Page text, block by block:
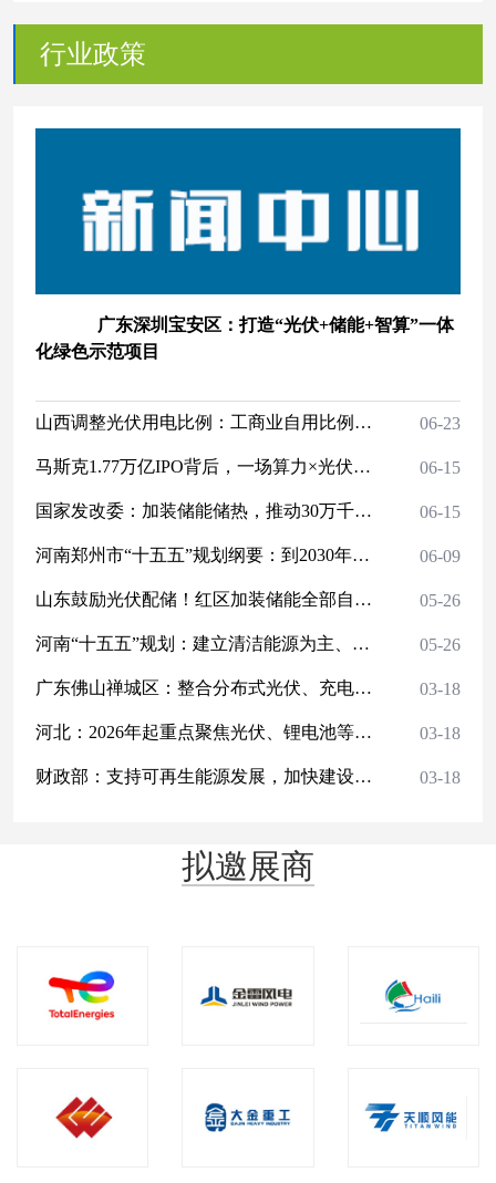
行业政策
广东深圳宝安区：打造“光伏+储能+智算”一体
化绿色示范项目
山西调整光伏用电比例：工商业自用比例≥50%、机关、学校、医院不受限制 06-23
马斯克1.77万亿IPO背后，一场算力×光伏×储能的“能源暗线”，藏不住了！ 06-15
国家发改委：加装储能储热，推动30万千瓦以上现役煤电节能降碳改造！ 06-15
河南郑州市“十五五”规划纲要：到2030年建成100个源网荷储一体化项目 06-09
山东鼓励光伏配储！红区加装储能全部自发自用！受限区探索台区储能！ 05-26
河南“十五五”规划：建立清洁能源为主、多能互补、产销协同的分布式能源体系 05-26
广东佛山禅城区：整合分布式光伏、充电桩、用户侧储能等分散资源 03-18
河北：2026年起重点聚焦光伏、锂电池等领域培育建设零碳工厂 03-18
财政部：支持可再生能源发展，加快建设新型能源体系 03-18
拟邀展商